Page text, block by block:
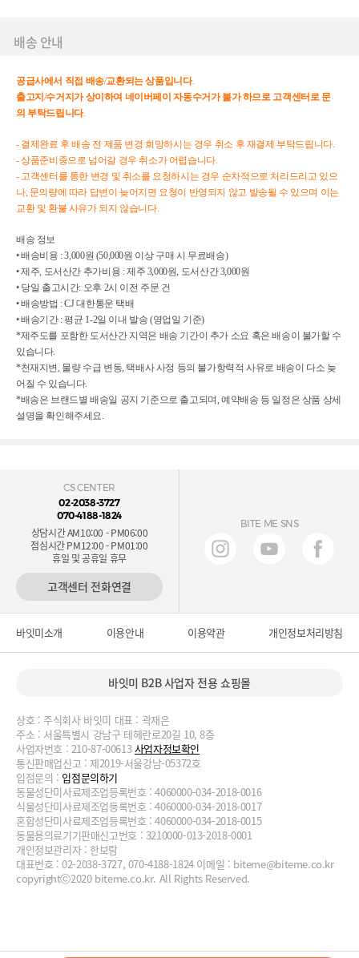
배송 안내
공급사에서 직접 배송/교환되는상품입니다.
출고지 /수거지가 상이하여 네이버페이 자동수거가 불가하므로고객센터로문
의 부탁드립니다.
- 결제완료 후 배송 전 제품 변경 희망하시는 경우 취소 후 재결제 부탁드립니다.
- 상품준비중으로 넘어갈 경우 취소가 어렵습니다.
- 고객센터를 통한 변경 및 취소를 요청하시는 경우 순차적으로 처리드리고 있으
나, 문의량에 따라 답변이 늦어지면 요청이 반영되지 않고 발송될 수 있으며 이는
교환 및 환불 사유가 되지 않습니다.
배송 정보
• 배송비용 : 3,000원 (50,000원 이상 구매 시 무료배송)
• 제주, 도서산간 추가비용 : 제주 3,000원, 도서산간 3,000원
• 당일 출고시간: 오후 2시 이전 주문 건
• 배송방법 : CJ 대한통운 택배
• 배송기간 : 평균 1-2일 이내 발송 (영업일 기준)
*제주도를 포함한 도서산간 지역은 배송 기간이 추가 소요 혹은 배송이 불가할 수
있습니다.
*천재지변, 물량 수급 변동, 택배사 사정 등의 불가항력적 사유로 배송이 다소 늦
어질 수 있습니다.
*배송은 브랜드별 배송일 공지 기준으로 출고되며, 예약배송 등 일정은 상품 상세
설명을 확인해주세요.
CS CENTER
02-2038-3727
070-4188-1824
상담시간 AM10:00 - PM06:00
점심시간 PM12:00 - PM01:00
휴일 및 공휴일 휴무
고객센터 전화연결
BITE ME SNS
바잇미소개 이용안내 이용약관 개인정보처리방침
바잇미 B2B 사업자 전용 쇼핑몰
상호 : 주식회사 바잇미 대표 : 곽재은
주소 : 서울특별시 강남구 테헤란로20길 10, 8층
사업자번호 : 210-87-00613사업자정보확인
통신판매업신고 : 제2019-서울강남-05372호
입점문의 : 입점문의하기
동물성단미사료제조업등록번호 : 4060000-034-2018-0016
식물성단미사료제조업등록번호 : 4060000-034-2018-0017
혼합성단미사료제조업등록번호 : 4060000-034-2018-0015
동물용의료기기판매신고번호 : 3210000-013-2018-0001
개인정보관리자 : 한보람
대표번호 : 02-2038-3727, 070-4188-1824 이메일 : biteme@biteme.co.kr
copyrightⓒ2020 biteme.co.kr. All Rights Reserved.